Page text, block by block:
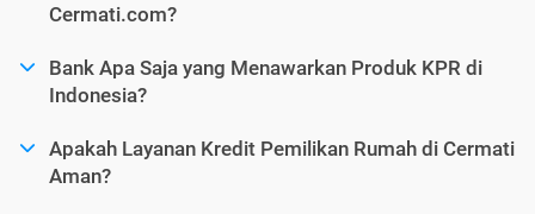
Cermati.com?
Bank Apa Saja yang Menawarkan Produk KPR di
Indonesia?
Apakah Layanan Kredit Pemilikan Rumah di Cermati
Aman?